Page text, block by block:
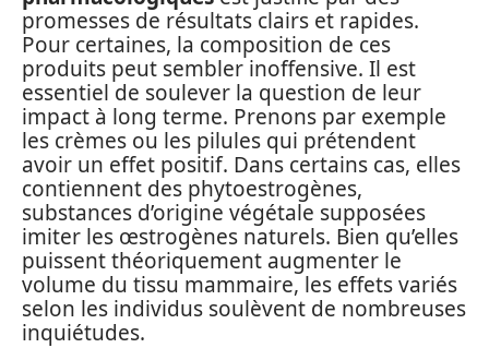
promesses de résultats clairs et rapides.
Pour certaines, la composition de ces
produits peut sembler inoffensive. Il est
essentiel de soulever la question de leur
impact à long terme. Prenons par exemple
les crèmes ou les pilules qui prétendent
avoir un effet positif. Dans certains cas, elles
contiennent des phytoestrogènes,
substances d’origine végétale supposées
imiter les œstrogènes naturels. Bien qu’elles
puissent théoriquement augmenter le
volume du tissu mammaire, les effets variés
selon les individus soulèvent de nombreuses
inquiétudes.